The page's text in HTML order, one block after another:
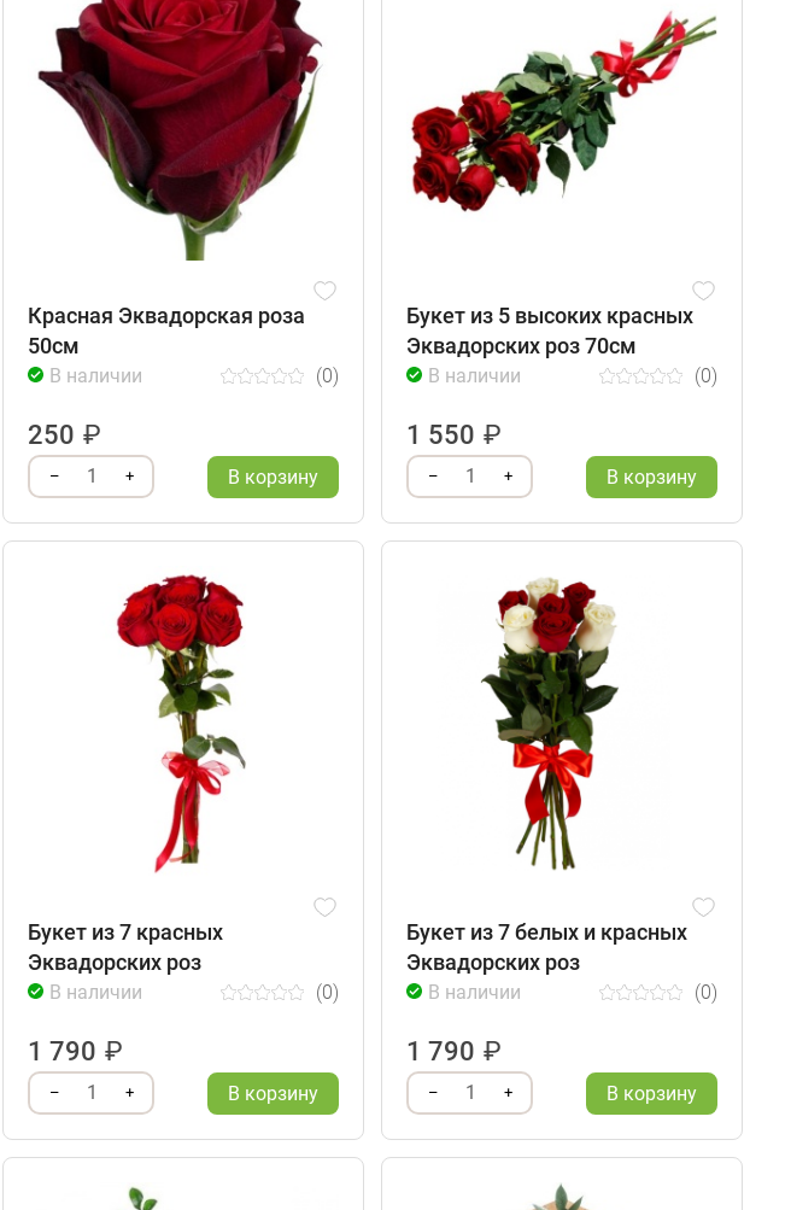
Красная Эквадорская роза
50см
В наличии (0)
250 ₽
– 1 + В корзину
Букет из 5 высоких красных
Эквадорских роз 70см
В наличии (0)
1 550 ₽
– 1 + В корзину
Букет из 7 красных
Эквадорских роз
В наличии (0)
1 790 ₽
– 1 + В корзину
Букет из 7 белых и красных
Эквадорских роз
В наличии (0)
1 790 ₽
– 1 + В корзину